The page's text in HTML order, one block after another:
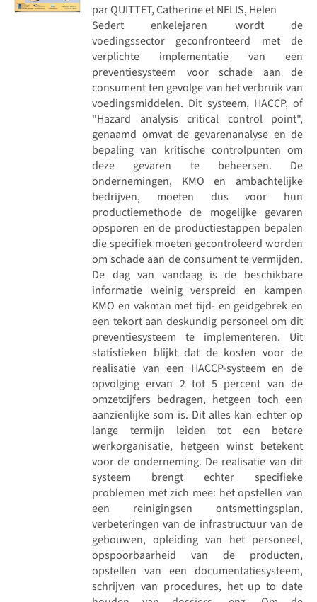
par QUITTET, Catherine et NELIS, Helen
Sedert enkelejaren wordt de
voedingssector geconfronteerd met de
verplichte implementatie van een
preventiesysteem voor schade aan de
consument ten gevolge van het verbruik van
voedingsmiddelen. Dit systeem, HACCP, of
"Hazard analysis critical control point",
genaamd omvat de gevarenanalyse en de
bepaling van kritische controlpunten om
deze gevaren te beheersen. De
ondernemingen, KMO en ambachtelijke
bedrijven, moeten dus voor hun
productiemethode de mogelijke gevaren
opsporen en de productiestappen bepalen
die specifiek moeten gecontroleerd worden
om schade aan de consument te vermijden.
De dag van vandaag is de beschikbare
informatie weinig verspreid en kampen
KMO en vakman met tijd- en geidgebrek en
een tekort aan deskundig personeel om dit
preventiesysteem te implementeren. Uit
statistieken blijkt dat de kosten voor de
realisatie van een HACCP-systeem en de
opvolging ervan 2 tot 5 percent van de
omzetcijfers bedragen, hetgeen toch een
aanzienlijke som is. Dit alles kan echter op
lange termijn leiden tot een betere
werkorganisatie, hetgeen winst betekent
voor de onderneming. De realisatie van dit
systeem brengt echter specifieke
problemen met zich mee: het opstellen van
een reinigingsen ontsmettingsplan,
verbeteringen van de infrastructuur van de
gebouwen, opleiding van het personeel,
opspoorbaarheid van de producten,
opstellen van een documentatiesysteem,
schrijven van procedures, het up to date